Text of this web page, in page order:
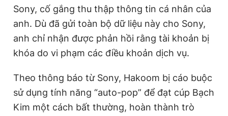
Sony, cố gắng thu thập thông tin cá nhân của
anh. Dù đã gửi toàn bộ dữ liệu này cho Sony,
anh chỉ nhận được phản hồi rằng tài khoản bị
khóa do vi phạm các điều khoản dịch vụ.
Theo thông báo từ Sony, Hakoom bị cáo buộc
sử dụng tính năng “auto-pop” để đạt cúp Bạch
Kim một cách bất thường, hoàn thành trò